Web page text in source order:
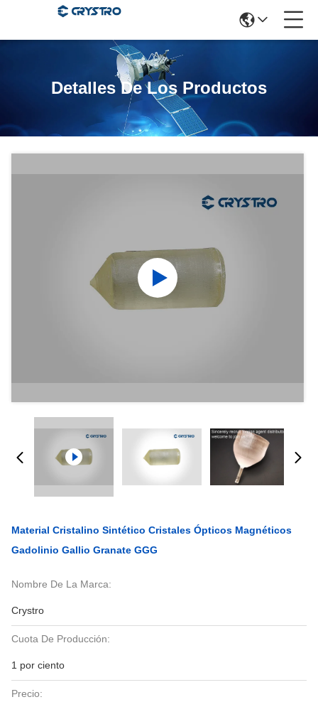
Detalles De Los Productos
Material Cristalino Sintético Cristales Ópticos Magnéticos
Gadolinio Gallio Granate GGG
Nombre De La Marca:
Crystro
Cuota De Producción:
1 por ciento
Precio: